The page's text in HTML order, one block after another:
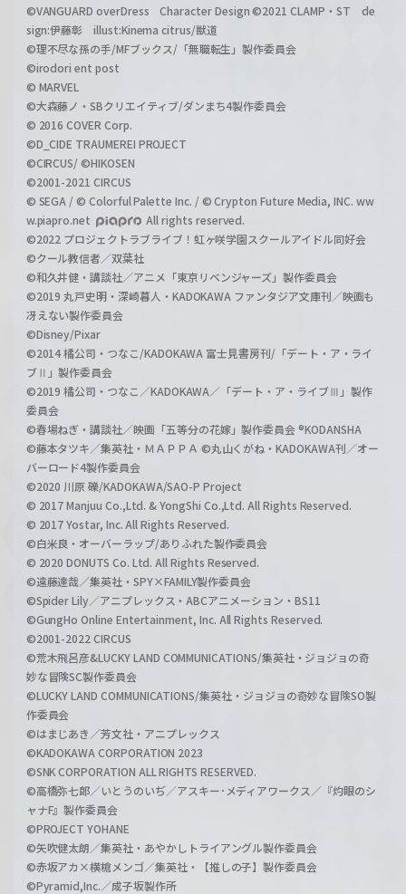
©VANGUARD overDress Character Design ©2021 CLAMP・ST de
sign:伊藤彰 illust:Kinema citrus/獣道
©理不尽な孫の手/MFブックス/「無職転生」製作委員会
©irodori ent post
© MARVEL
©大森藤ノ・SBクリエイティブ/ダンまち4製作委員会
© 2016 COVER Corp.
©D_CIDE TRAUMEREI PROJECT
©CIRCUS/ ©HIKOSEN
©2001-2021 CIRCUS
© SEGA / © Colorful Palette Inc. / © Crypton Future Media, INC. ww
w.piapro.net
All rights reserved.
©2022 プロジェクトラブライブ！虹ヶ咲学園スクールアイドル同好会
©クール教信者／双葉社
©和久井健・講談社／アニメ「東京リベンジャーズ」製作委員会
©2019 丸戸史明・深崎暮人・KADOKAWA ファンタジア文庫刊／映画も
冴えない製作委員会
©Disney/Pixar
©2014 橘公司・つなこ/KADOKAWA 富士見書房刊/「デート・ア・ライ
ブⅡ」製作委員会
©2019 橘公司・つなこ／KADOKAWA／「デート・ア・ライブⅢ」製作
委員会
©春場ねぎ・講談社／映画「五等分の花嫁」製作委員会 ®KODANSHA
©藤本タツキ／集英社・ＭＡＰＰＡ ©丸山くがね・KADOKAWA刊／オー
バーロード4製作委員会
©2020 川原 礫/KADOKAWA/SAO-P Project
© 2017 Manjuu Co.,Ltd. & YongShi Co.,Ltd. All Rights Reserved.
© 2017 Yostar, Inc. All Rights Reserved.
©白米良・オーバーラップ/ありふれた製作委員会
© 2020 DONUTS Co. Ltd. All Rights Reserved.
©遠藤達哉／集英社・SPY×FAMILY製作委員会
©Spider Lily／アニプレックス・ABCアニメーション・BS11
©GungHo Online Entertainment, Inc. All Rights Reserved.
©2001-2022 CIRCUS
©荒木飛呂彦&LUCKY LAND COMMUNICATIONS/集英社・ジョジョの奇
妙な冒険SC製作委員会
©LUCKY LAND COMMUNICATIONS/集英社・ジョジョの奇妙な冒険SO製
作委員会
©はまじあき／芳文社・アニプレックス
©KADOKAWA CORPORATION 2023
©SNK CORPORATION ALL RIGHTS RESERVED.
©高橋弥七郎／いとうのいぢ／アスキー･メディアワークス／『灼眼のシ
ャナF』製作委員会
©PROJECT YOHANE
©矢吹健太朗／集英社・あやかしトライアングル製作委員会
©赤坂アカ×横槍メンゴ／集英社・【推しの子】製作委員会
©Pyramid,Inc.／成子坂製作所